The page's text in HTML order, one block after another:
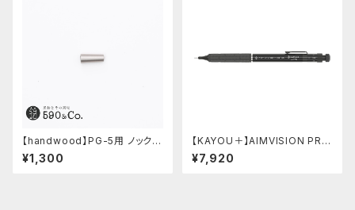
【handwood】PG-5用 ノック部
カバー (ステンレス)
¥1,300
【KAYOU＋】AIMVISION PR
O/エイムビジョンプロ (メテオブ
ラック)
¥7,920